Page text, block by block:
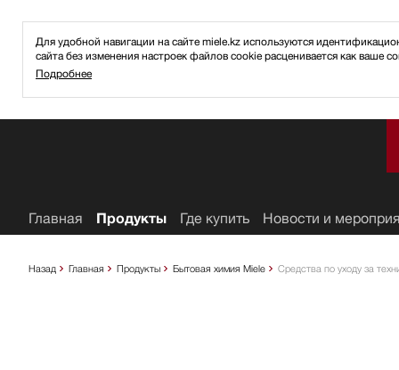
Для удобной навигации на сайте miele.kz используются
сайта без изменения настроек файлов cookie расценивается как ваше
Подробнее
Назад Главная Продукты Бытовая химия Miele Средства по уходу за
Главная Продукты Где купить Новости и